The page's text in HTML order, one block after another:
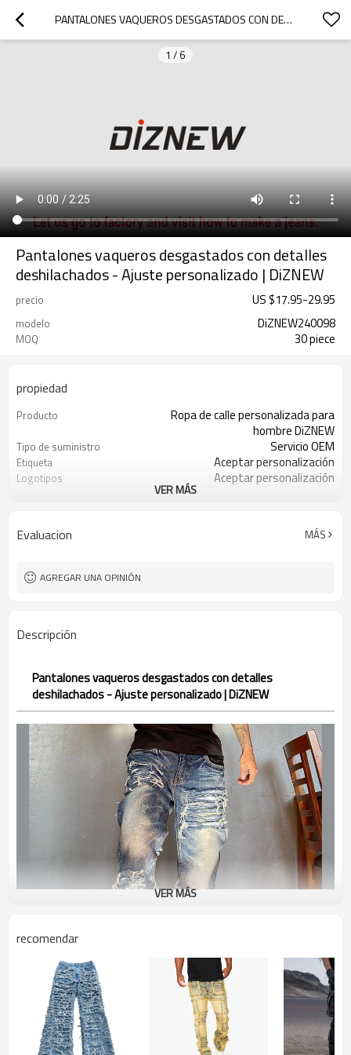
PANTALONES VAQUEROS DESGASTADOS CON DETALLES DESHILACHADOS - AJUSTE PERSONALIZADO | DIZNEW
1 / 6
Pantalones vaqueros desgastados con detalles
deshilachados - Ajuste personalizado | DiZNEW
precio US $17.95-29.95
modelo DiZNEW240098
MOQ 30 piece
propiedad
Producto
Ropa de calle personalizada para
hombre DiZNEW
Tipo de suministro Servicio OEM
Etiqueta Aceptar personalización
Logotipos Aceptar personalización
30 piezas
Origen Porcelana
VER MÁS
Evaluacion MÁS
AGREGAR UNA OPINIÓN
Descripción
Pantalones vaqueros desgastados con detalles
deshilachados - Ajuste personalizado | DiZNEW
VER MÁS
recomendar